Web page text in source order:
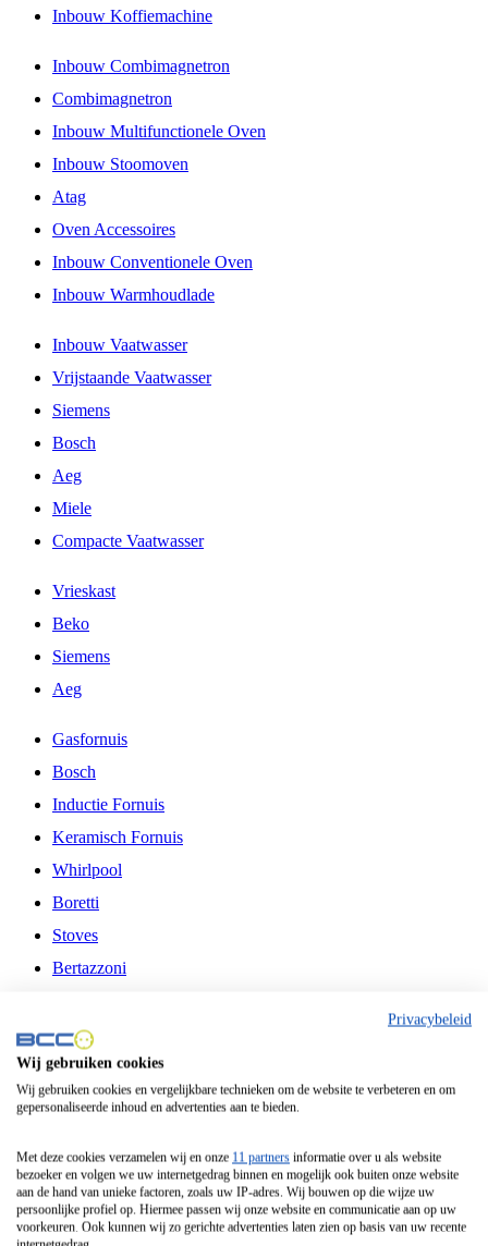
Inbouw Koffiemachine
Inbouw Combimagnetron
Combimagnetron
Inbouw Multifunctionele Oven
Inbouw Stoomoven
Atag
Oven Accessoires
Inbouw Conventionele Oven
Inbouw Warmhoudlade
Inbouw Vaatwasser
Vrijstaande Vaatwasser
Siemens
Bosch
Aeg
Miele
Compacte Vaatwasser
Vrieskast
Beko
Siemens
Aeg
Gasfornuis
Bosch
Inductie Fornuis
Keramisch Fornuis
Whirlpool
Boretti
Stoves
Bertazzoni
Fitelli
Airfryer
Frituurpan
Contactgrill
Broodbakmachine
Broodrooster
Privacybeleid
Wij gebruiken cookies
Wij gebruiken cookies en vergelijkbare technieken om de website te verbeteren en om
gepersonaliseerde inhoud en advertenties aan te bieden.
Met deze cookies verzamelen wij en onze 11 partners informatie over u als website
bezoeker en volgen we uw internetgedrag binnen en mogelijk ook buiten onze website
aan de hand van unieke factoren, zoals uw IP-adres. Wij bouwen op die wijze uw
persoonlijke profiel op. Hiermee passen wij onze website en communicatie aan op uw
voorkeuren. Ook kunnen wij zo gerichte advertenties laten zien op basis van uw recente